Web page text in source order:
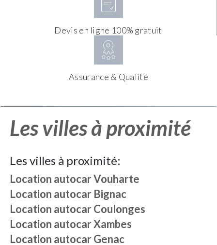
Devis en ligne 100% gratuit
Assurance & Qualité
Les villes à proximité
Les villes à proximité:
Location autocarVouharte
Location autocar Bignac
Location autocarCoulonges
Location autocarXambes
Location autocarGenac